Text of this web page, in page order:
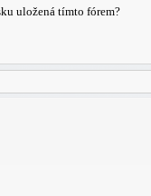
uložená tímto fórem?